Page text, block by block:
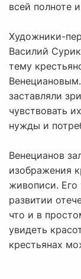
всей полноте
Художники-
Василий
тему
заставляли
чувствовать
нужды и
Венецианов
изображения
живописи.
развитии
что и в
увидеть
крестьянах